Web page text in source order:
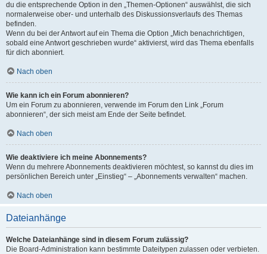
du die entsprechende Option in den „Themen-Optionen“ auswählst, die sich
normalerweise ober- und unterhalb des Diskussionsverlaufs des Themas
befinden.
Wenn du bei der Antwort auf ein Thema die Option „Mich benachrichtigen,
sobald eine Antwort geschrieben wurde“ aktivierst, wird das Thema ebenfalls
für dich abonniert.
Nach oben
Wie kann ich ein Forum abonnieren?
Um ein Forum zu abonnieren, verwende im Forum den Link „Forum
abonnieren“, der sich meist am Ende der Seite befindet.
Nach oben
Wie deaktiviere ich meine Abonnements?
Wenn du mehrere Abonnements deaktivieren möchtest, so kannst du dies im
persönlichen Bereich unter „Einstieg“ – „Abonnements verwalten“ machen.
Nach oben
Dateianhänge
Welche Dateianhänge sind in diesem Forum zulässig?
Die Board-Administration kann bestimmte Dateitypen zulassen oder verbieten.